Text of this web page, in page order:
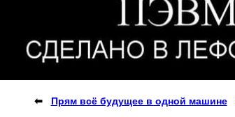
⬅ Прям всё будущее в одной машине